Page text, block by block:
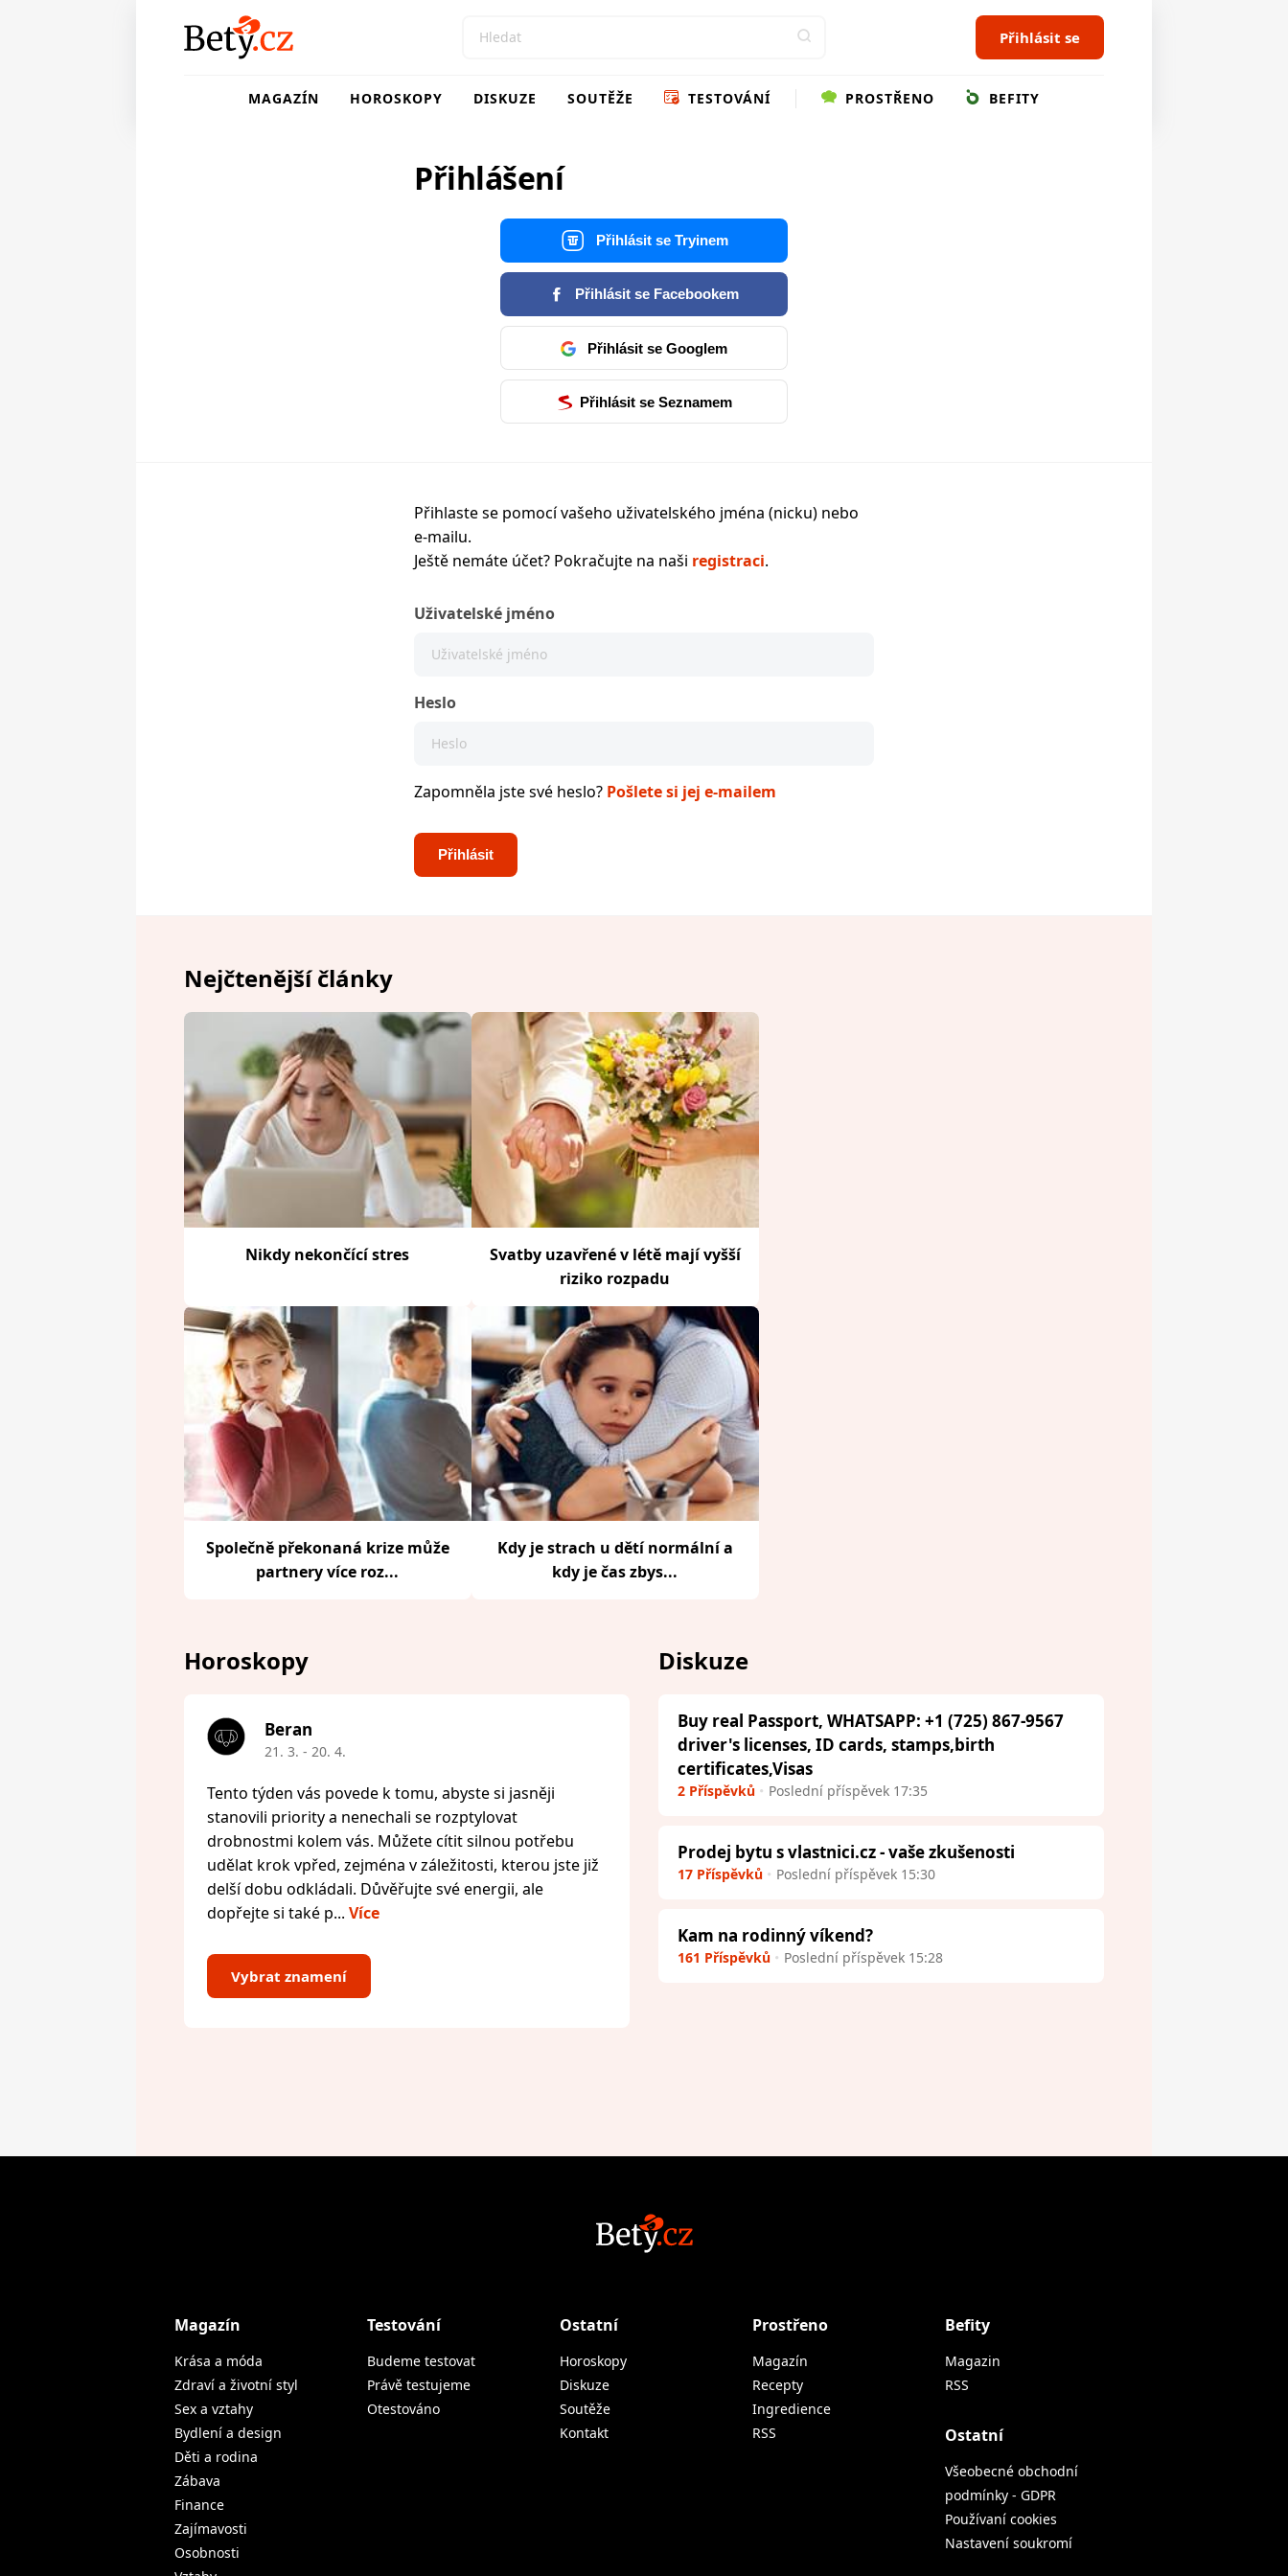
Přihlásit se
MAGAZÍN HOROSKOPY DISKUZE SOUTĚŽE TESTOVÁNÍ PROSTŘENO BEFITY
Přihlášení
Přihlásit se Tryinem
Přihlásit se Facebookem
Přihlásit se Googlem
Přihlásit se Seznamem
Přihlaste se pomocí vašeho uživatelského jména (nicku) nebo
e-mailu.
Ještě nemáte účet? Pokračujte na naši registraci.
Uživatelské jméno
Heslo
Zapomněla jste své heslo? Pošlete si jej e-mailem
Nejčtenější články
Nikdy nekončící stres
Svatby uzavřené v létě mají vyšší
riziko rozpadu
Společně překonaná krize může
partnery více roz...
Kdy je strach u dětí normální a
kdy je čas zbys...
Horoskopy
Beran
21. 3. - 20. 4.
Tento týden vás povede k tomu, abyste si jasněji
stanovili priority a nenechali se rozptylovat
drobnostmi kolem vás. Můžete cítit silnou potřebu
udělat krok vpřed, zejména v záležitosti, kterou jste již
delší dobu odkládali. Důvěřujte své energii, ale
dopřejte si také p... Více
Vybrat znamení
Diskuze
Buy real Passport, WHATSAPP: +1 (725) 867-9567
driver's licenses, ID cards, stamps,birth
certificates,Visas
2 Příspěvků Poslední příspěvek 17:35
Prodej bytu s vlastnici.cz - vaše zkušenosti
17 Příspěvků Poslední příspěvek 15:30
Kam na rodinný víkend?
161 Příspěvků Poslední příspěvek 15:28
Magazín
Krása a móda
Zdraví a životní styl
Sex a vztahy
Bydlení a design
Děti a rodina
Zábava
Finance
Zajímavosti
Osobnosti
Testování
Budeme testovat
Právě testujeme
Otestováno
Ostatní
Horoskopy
Diskuze
Soutěže
Kontakt
Prostřeno
Magazín
Recepty
Ingredience
RSS
Befity
Magazin
RSS
Ostatní
Všeobecné obchodní
podmínky - GDPR
Používaní cookies
Nastavení soukromí